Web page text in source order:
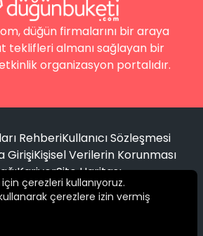
Filtrele
düğün firmalarını bir araya
teklifleri almanı sağlayan bir
organizasyon portalıdır.
RehberiKullanıcı Sözleşmesi
GirişiKişisel Verilerin Korunması
KariyerSite Haritası
çerezleri kullanıyoruz.
çerezlere izin vermiş